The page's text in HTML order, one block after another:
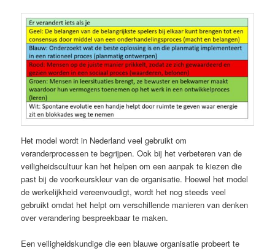
Het model wordt in Nederland veel gebruikt om
veranderprocessen te begrijpen. Ook bij het verbeteren van de
veiligheidscultuur kan het helpen om een aanpak te kiezen die
past bij de voorkeurskleur van de organisatie. Hoewel het model
de werkelijkheid vereenvoudigt, wordt het nog steeds veel
gebruikt omdat het helpt om verschillende manieren van denken
over verandering bespreekbaar te maken.
Een veiligheidskundige die een blauwe organisatie probeert te